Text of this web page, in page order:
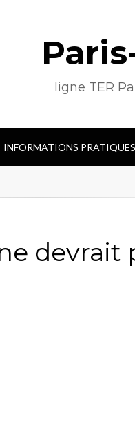
ligne TER
INFORMATIONS PRATIQUES
devrait